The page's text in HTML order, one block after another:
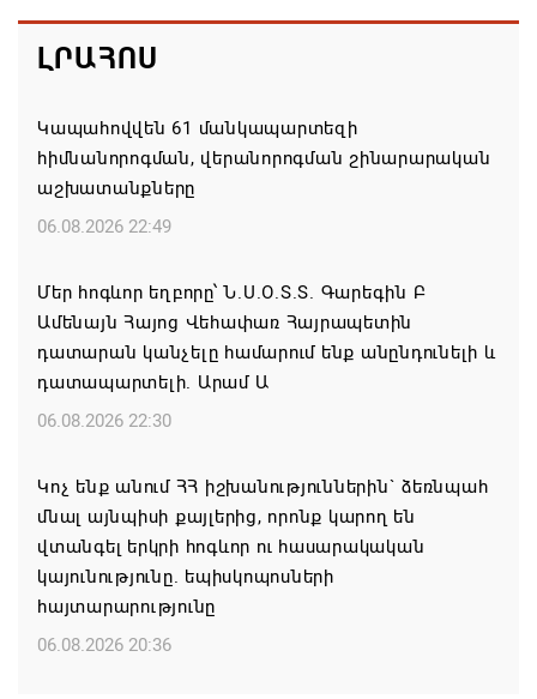
ԼՐԱՀՈՍ
Կապահովվեն 61 մանկապարտեզի
հիմնանորոգման, վերանորոգման շինարարական
աշխատանքները
06.08.2026 22:49
Մեր հոգևոր եղբորը՝ Ն.Ս.Օ.Տ.Տ. Գարեգին Բ
Ամենայն Հայոց Վեհափառ Հայրապետին
դատարան կանչելը համարում ենք անընդունելի և
դատապարտելի. Արամ Ա
06.08.2026 22:30
Կոչ ենք անում ՀՀ իշխանություններին` ձեռնպահ
մնալ այնպիսի քայլերից, որոնք կարող են
վտանգել երկրի հոգևոր ու հասարակական
կայունությունը. եպիսկոպոսների
հայտարարությունը
06.08.2026 20:36